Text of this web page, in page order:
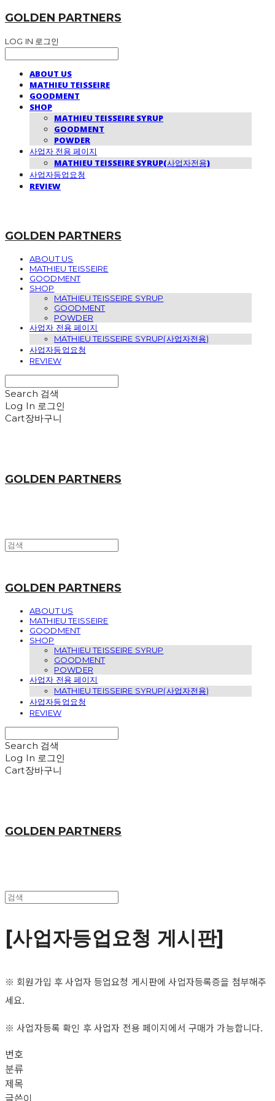
GOLDEN PARTNERS
LOG IN 로그인
ABOUT US
MATHIEU TEISSEIRE
GOODMENT
SHOP
MATHIEU TEISSEIRE SYRUP
GOODMENT
POWDER
사업자 전용 페이지
MATHIEU TEISSEIRE SYRUP(사업자전용)
사업자등업요청
REVIEW
GOLDEN PARTNERS
ABOUT US
MATHIEU TEISSEIRE
GOODMENT
SHOP
MATHIEU TEISSEIRE SYRUP
GOODMENT
POWDER
사업자 전용 페이지
MATHIEU TEISSEIRE SYRUP(사업자전용)
사업자등업요청
REVIEW
Search 검색
Log In 로그인
Cart장바구니
GOLDEN PARTNERS
GOLDEN PARTNERS
ABOUT US
MATHIEU TEISSEIRE
GOODMENT
SHOP
MATHIEU TEISSEIRE SYRUP
GOODMENT
POWDER
사업자 전용 페이지
MATHIEU TEISSEIRE SYRUP(사업자전용)
사업자등업요청
REVIEW
Search 검색
Log In 로그인
Cart장바구니
GOLDEN PARTNERS
[사업자등업요청 게시판]
※ 회원가입 후 사업자 등업요청 게시판에 사업자등록증을 첨부해주
세요.
※ 사업자등록 확인 후 사업자 전용 페이지에서 구매가 가능합니다.
번호
분류
제목
글쓴이